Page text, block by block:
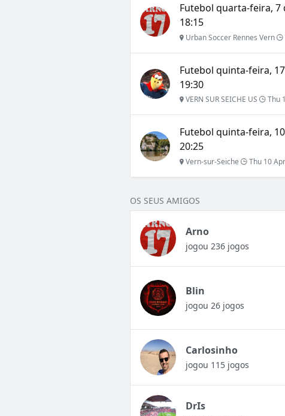
Futebol quarta-feira, 7
18:15
Urban Soccer Rennes Vern
Futebol quinta-feira,
19:30
VERN SUR SEICHE US Thu
Futebol quinta-feira,
20:25
Vern-sur-Seiche Thu 10 Apr
OS SEUS AMIGOS
Arno
jogou 236 jogos
Blin
jogou 26 jogos
Carlosinho
jogou 115 jogos
DrIs